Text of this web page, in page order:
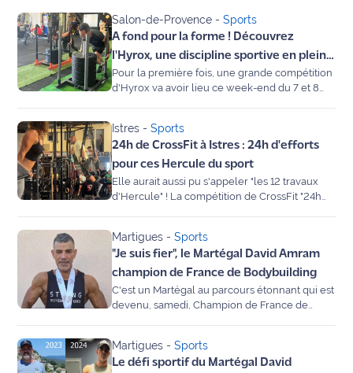
Ecouter
et voir
Maritima
nous ?
Devenir
annonceur
Mention
légales
d'utilisation du
site maritima.fr
participants.
Salon-de-Provence -Sports
A fond pour la forme ! Découvrez
l'Hyrox, une discipline sportive en plein
essor dans les Bouches-du-Rhône
Pour la première fois, une grande compétition
d'Hyrox va avoir lieu ce week-end du 7 et 8
toute la France et au-delà. L'Hyrox c'est une
discipline sportive en plein boom qui mélange
course à pied et ateliers physiques (burpees,
rameur, fentes,...). Nous avons suivi un
entrainement d'Hyrox au sein de CrossFit
Istres -Sports
24h de CrossFit à Istres : 24h d'efforts
pour ces Hercule du sport
Elle aurait aussi pu s'appeler "les 12 travaux
d'Hercule" ! La compétition de CrossFit "24h
les athlètes de toute la région d'aller au-delà
de l'effort pendant 24h.
Martigues -Sports
"Je suis fier", le Martégal David Amram
champion de France de Bodybuilding
C'est un Martégal au parcours étonnant qui est
devenu, samedi, Champion de France de
d'émotions.
Martigues -Sports
Le défi sportif du Martégal David